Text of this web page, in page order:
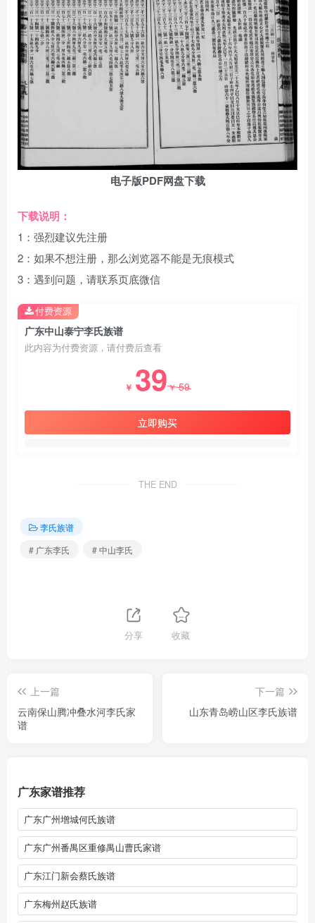
电子版PDF网盘下载
下载说明：
1：强烈建议先注册
2：如果不想注册，那么浏览器不能是无痕模式
3：遇到问题，请联系页底微信
广东中山泰宁李氏族谱
此内容为付费资源，请付费后查看
￥ 39￥59
立即购买
付费资源
THE END
李氏族谱
# 广东李氏
# 中山李氏
分享 收藏
上一篇
云南保山腾冲叠水河李氏家
谱
下一篇
山东青岛崂山区李氏族谱
广东家谱推荐
广东广州增城何氏族谱
广东广州番禺区重修禺山曹氏家谱
广东江门新会蔡氏族谱
广东梅州赵氏族谱